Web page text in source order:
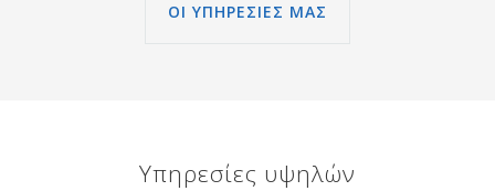
ΟΙ ΥΠΗΡΕΣΙΕΣ ΜΑΣ
Υπηρεσίες υψηλών